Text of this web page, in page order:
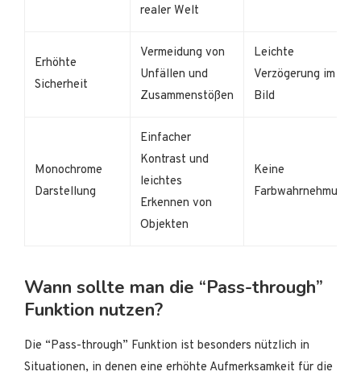
realer Welt
Erhöhte
Sicherheit
Vermeidung von
Unfällen und
Zusammenstößen
Leichte
Verzögerung im
Bild
Monochrome
Darstellung
Einfacher
Kontrast und
leichtes
Erkennen von
Objekten
Keine
Farbwahrnehmung
Wann sollte man die “Pass-through”
Funktion nutzen?
Die “Pass-through” Funktion ist besonders nützlich in
Situationen, in denen eine erhöhte Aufmerksamkeit für die